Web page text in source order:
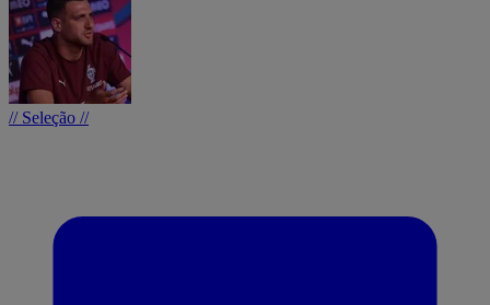
// Seleção //